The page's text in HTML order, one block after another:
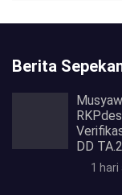
Berita
DD
1 hari